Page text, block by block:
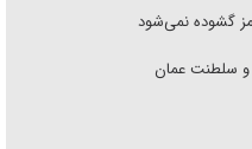
گشوده نمی‌شود
و سلطنت عمان